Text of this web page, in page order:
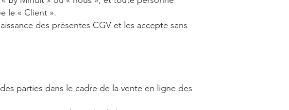
le « Client ».
des présentes CGV et les accepte sans
parties dans le cadre de la vente en ligne des